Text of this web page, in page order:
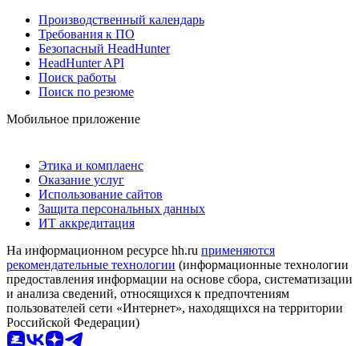
Производственный календарь
Требования к ПО
Безопасный HeadHunter
HeadHunter API
Поиск работы
Поиск по резюме
Мобильное приложение
Этика и комплаенс
Оказание услуг
Использование сайтов
Защита персональных данных
ИТ аккредитация
На информационном ресурсе hh.ru применяются
рекомендательные технологии (информационные технологии
предоставления информации на основе сбора, систематизации
и анализа сведений, относящихся к предпочтениям
пользователей сети «Интернет», находящихся на территории
Российской Федерации)